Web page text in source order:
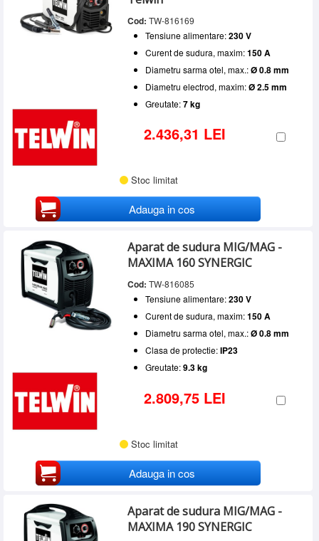
Cod: TW-816169
Tensiune alimentare:230 V
Curent de sudura, maxim:150 A
Diametru sarma otel, max.:Ø 0.8 mm
Diametru electrod, maxim:Ø 2.5 mm
Greutate:7 kg
2.436,31 LEI
Stoc limitat
Adauga in cos
Aparat de sudura MIG/MAG -
MAXIMA 160 SYNERGIC
Cod: TW-816085
Tensiune alimentare:230 V
Curent de sudura, maxim:150 A
Diametru sarma otel, max.:Ø 0.8 mm
Clasa de protectie:IP23
Greutate:9.3 kg
2.809,75 LEI
Stoc limitat
Adauga in cos
Aparat de sudura MIG/MAG -
MAXIMA 190 SYNERGIC